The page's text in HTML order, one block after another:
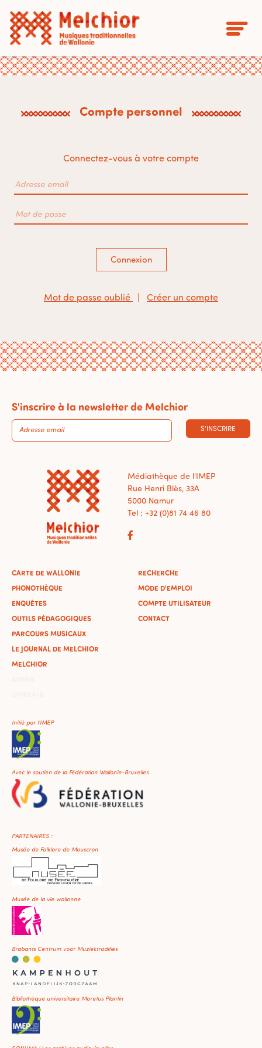
Compte personnel
Connectez-vous à votre compte
Connexion
Mot de passe oublié Créer un compte
S'inscrire à la newsletter de Melchior
S'INSCRIRE
Médiathèque de l'IMEP
Rue Henri Blès, 33A
5000 Namur
Tel : +32 (0)81 74 46 80
CARTE DE WALLONIE
PHONOTHÈQUE
ENQUÊTES
OUTILS PÉDAGOGIQUES
PARCOURS MUSICAUX
LE JOURNAL DE MELCHIOR
MELCHIOR
RECHERCHE
MODE D'EMPLOI
COMPTE UTILISATEUR
CONTACT
Initié par l'IMEP
Avec le soutien de la Fédération Wallonie-Bruxelles
PARTENAIRES :
Musée de Folklore de Mouscron
Musée de la vie wallonne
Brabants Centrum voor Muziektradities
Bibliothèque universitaire Moretus Plantin